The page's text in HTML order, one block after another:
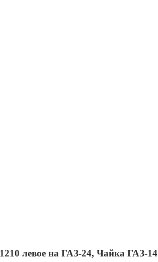
левое на ГАЗ-24, Чайка ГАЗ-14